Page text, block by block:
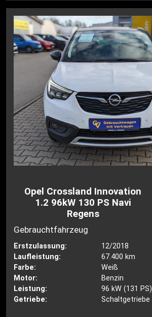
Opel Crossland Innovation
1.2 96kW 130 PS Navi
Regens
Gebrauchtfahrzeug
Erstzulassung:
12/2018
Laufleistung:
67.400 km
Farbe:
Weiß
Motor:
Benzin
Leistung:
96 kW (131 PS)
Getriebe:
Schaltgetriebe